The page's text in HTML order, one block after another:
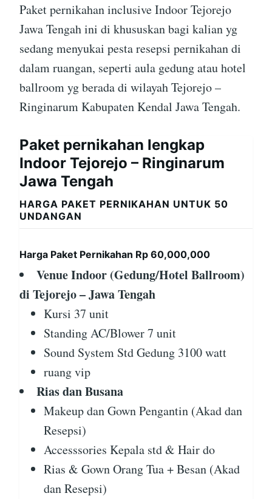
Paket pernikahan inclusive Indoor Tejorejo
Jawa Tengah ini di khususkan bagi kalian yg
sedang menyukai pesta resepsi pernikahan di
dalam ruangan, seperti aula gedung atau hotel
ballroom yg berada di wilayah Tejorejo –
Ringinarum Kabupaten Kendal Jawa Tengah.
Paket pernikahan lengkap
Indoor Tejorejo – Ringinarum
Jawa Tengah
HARGA PAKET PERNIKAHAN UNTUK 50
UNDANGAN
Harga Paket Pernikahan Rp 60,000,000
Venue Indoor (Gedung/Hotel Ballroom)
di Tejorejo – Jawa Tengah
Kursi 37 unit
Standing AC/Blower 7 unit
Sound System Std Gedung 3100 watt
ruang vip
Rias dan Busana
Makeup dan Gown Pengantin (Akad dan
Resepsi)
Accesssories Kepala std & Hair do
Rias & Gown Orang Tua + Besan (Akad
dan Resepsi)